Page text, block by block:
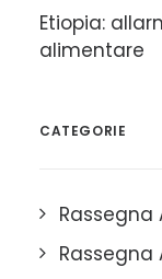
Etiopia:
alimentare
CATEGORIE
Rassegna
Rassegna